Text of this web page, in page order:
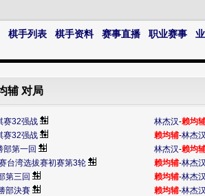
棋手列表 棋手资料 赛事直播 职业赛事
辅 对局
赛32强战 林杰汉-赖均
赛32强战 赖均辅-林杰汉
部第一回 林杰汉-赖均
台湾选拔赛初赛第3轮 赖均辅-林杰汉
第三回 赖均辅-林杰汉
部決賽 赖均辅-林杰汉